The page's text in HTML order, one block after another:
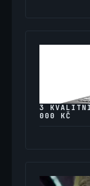
3 KVALITNÍ
000 KČ